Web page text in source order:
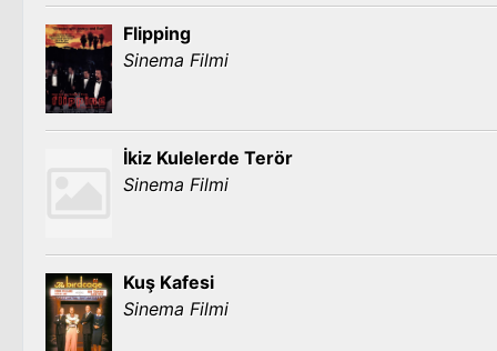
Flipping
Sinema Filmi
İkiz Kulelerde Terör
Sinema Filmi
Kuş Kafesi
Sinema Filmi